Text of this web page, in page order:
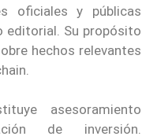
oficiales y públicas
editorial. Su propósito
hechos relevantes
asesoramiento
de inversión.